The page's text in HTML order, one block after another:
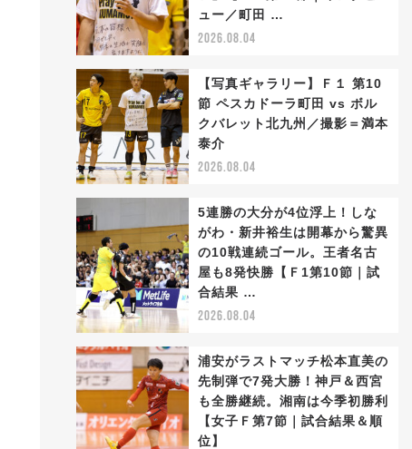
ュー／町田 …
2026.08.04
【写真ギャラリー】Ｆ１ 第10
節 ペスカドーラ町田 vs ボル
クバレット北九州／撮影＝満本
泰介
2026.08.04
5連勝の大分が4位浮上！しな
がわ・新井裕生は開幕から驚異
の10戦連続ゴール。王者名古
屋も8発快勝【Ｆ1第10節｜試
合結果 …
2026.08.04
浦安がラストマッチ松本直美の
先制弾で7発大勝！神戸＆西宮
も全勝継続。湘南は今季初勝利
【女子Ｆ第7節｜試合結果＆順
位】